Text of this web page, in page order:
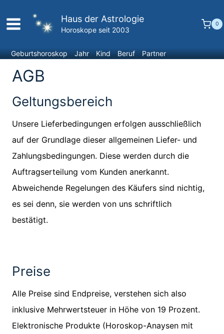
Inhalt
Haus der Astrologie
Horoskope seit 2003
0
Geburtshoroskop Jahr Kind Beruf Partner
AGB
Geltungsbereich
Unsere Lieferbedingungen erfolgen ausschließlich
auf der Grundlage dieser allgemeinen Liefer- und
Zahlungsbedingungen. Diese werden durch die
Auftragserteilung vom Kunden anerkannt.
Abweichende Regelungen des Käufers sind nichtig,
es sei denn, sie werden von uns schriftlich
bestätigt.
Preise
Alle Preise sind Endpreise, verstehen sich also
inklusive Mehrwertsteuer in Höhe von 19 Prozent.
Elektronische Produkte (Horoskop-Anaysen mit